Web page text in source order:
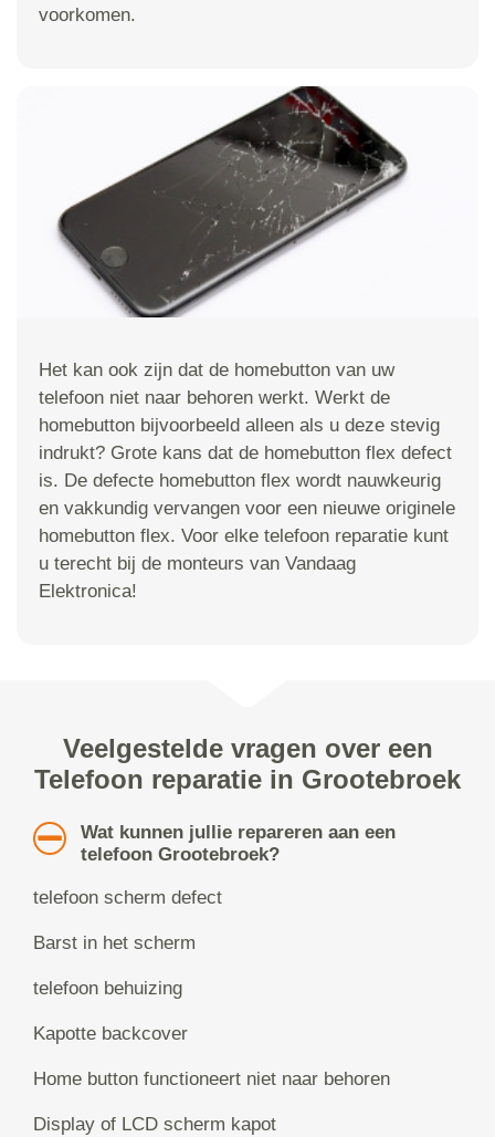
voorkomen.
Het kan ook zijn dat de homebutton van uw
telefoon niet naar behoren werkt. Werkt de
homebutton bijvoorbeeld alleen als u deze stevig
indrukt? Grote kans dat de homebutton flex defect
is. De defecte homebutton flex wordt nauwkeurig
en vakkundig vervangen voor een nieuwe originele
homebutton flex. Voor elke telefoon reparatie kunt
u terecht bij de monteurs van Vandaag
Elektronica!
Veelgestelde vragen over een
Telefoon reparatie in Grootebroek
Wat kunnen jullie repareren aan een
telefoon Grootebroek?
telefoon scherm defect
Barst in het scherm
telefoon behuizing
Kapotte backcover
Home button functioneert niet naar behoren
Display of LCD scherm kapot